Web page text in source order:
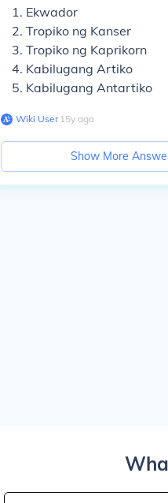
Ekwador
Tropiko ng Kanser
Tropiko ng Kaprikorn
Kabilugang Artiko
Kabilugang Antartiko
Wiki User∙15y ago
Show More